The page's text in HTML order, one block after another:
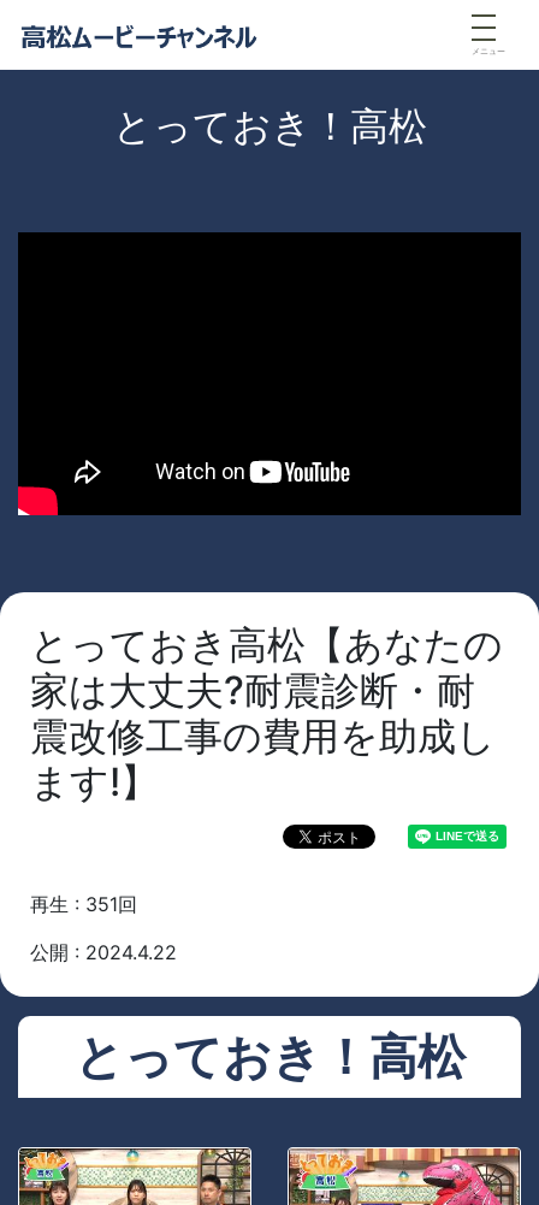
メニュー
とっておき！高松
とっておき高松【あなたの
家は大丈夫?耐震診断・耐
震改修工事の費用を助成し
ます!】
再生 : 351回
公開 : 2024.4.22
とっておき！高松